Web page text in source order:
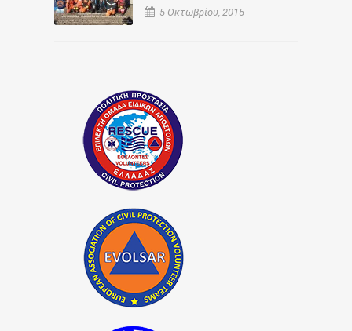
5 Οκτωβρίου, 2015